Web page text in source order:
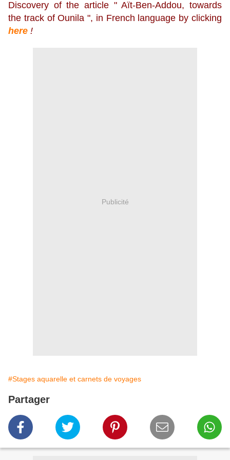
Discovery of the article " Aït-Ben-Addou, towards
the track of Ounila ", in French language by clicking
here !
Publicité
#Stages aquarelle et carnets de voyages
Partager